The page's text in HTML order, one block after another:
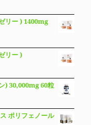
リー ) 1400mg
リー )
) 30,000mg 60粒
ポリフェノール